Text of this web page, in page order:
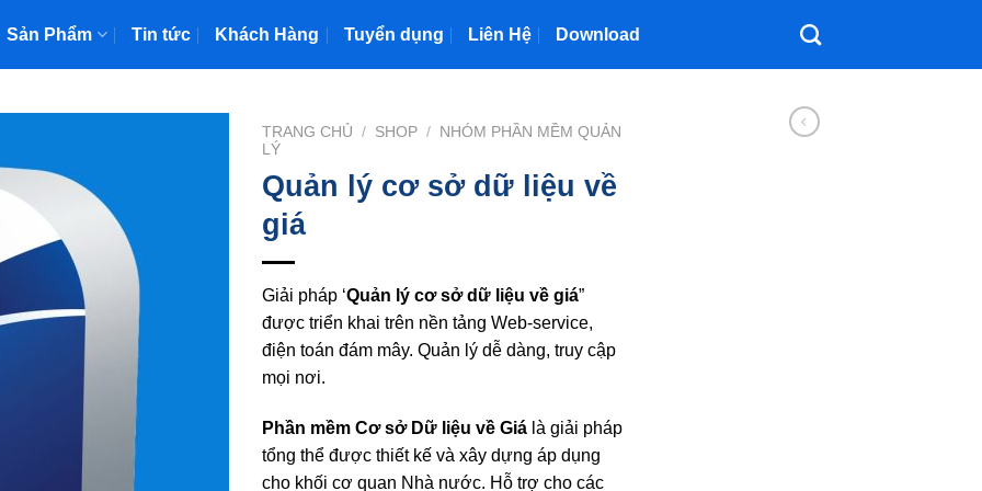
Sản Phẩm Tin tức Khách Hàng Tuyển dụng Liên Hệ Download
TRANG CHỦ / SHOP /
NHÓM PHẦN MỀM QUẢN
LÝ
Quản lý cơ sở dữ liệu về
giá
Giải pháp ‘Quản lý cơ sở dữ liệu về giá”
được triển khai trên nền tảng Web-service,
điện toán đám mây. Quản lý dễ dàng, truy cập
mọi nơi.
Phần mềm Cơ sở Dữ liệu về Giá là giải pháp
tổng thể được thiết kế và xây dựng áp dụng
cho khối cơ quan Nhà nước. Hỗ trợ cho các